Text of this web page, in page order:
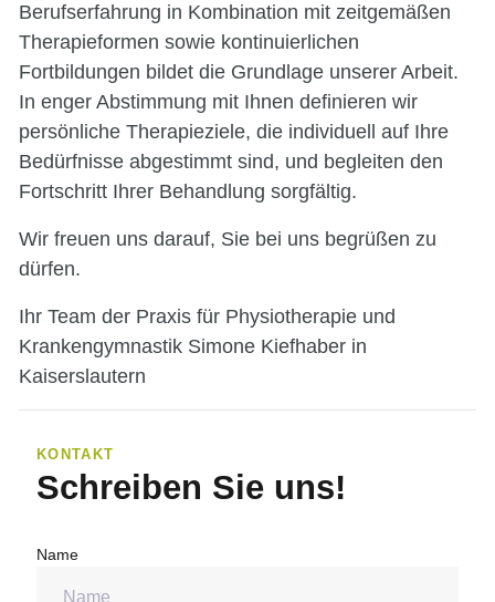
Berufserfahrung in Kombination mit zeitgemäßen
Therapieformen sowie kontinuierlichen
Fortbildungen bildet die Grundlage unserer Arbeit.
In enger Abstimmung mit Ihnen definieren wir
persönliche Therapieziele, die individuell auf Ihre
Bedürfnisse abgestimmt sind, und begleiten den
Fortschritt Ihrer Behandlung sorgfältig.
Wir freuen uns darauf, Sie bei uns begrüßen zu
dürfen.
Ihr Team der Praxis für Physiotherapie und
Krankengymnastik Simone Kiefhaber in
Kaiserslautern
KONTAKT
Schreiben Sie uns!
Name